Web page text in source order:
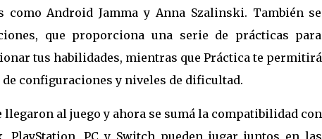
como Android Jamma y Anna Szalinski. También se
que proporciona una serie de prácticas para
tus habilidades, mientras que Práctica te permitirá
configuraciones y niveles de dificultad.
al juego y ahora se sumá la compatibilidad con
PlayStation, PC y Switch pueden jugar juntos en las